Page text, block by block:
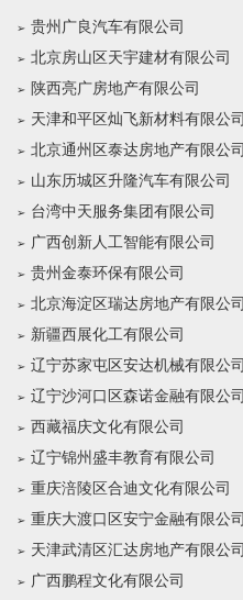
贵州广良汽车有限公司
北京房山区天宇建材有限公司
陕西亮广房地产有限公司
天津和平区灿飞新材料有限公司
北京通州区泰达房地产有限公司
山东历城区升隆汽车有限公司
台湾中天服务集团有限公司
广西创新人工智能有限公司
贵州金泰环保有限公司
北京海淀区瑞达房地产有限公司
新疆西展化工有限公司
辽宁苏家屯区安达机械有限公司
辽宁沙河口区森诺金融有限公司
西藏福庆文化有限公司
辽宁锦州盛丰教育有限公司
重庆涪陵区合迪文化有限公司
重庆大渡口区安宁金融有限公司
天津武清区汇达房地产有限公司
广西鹏程文化有限公司